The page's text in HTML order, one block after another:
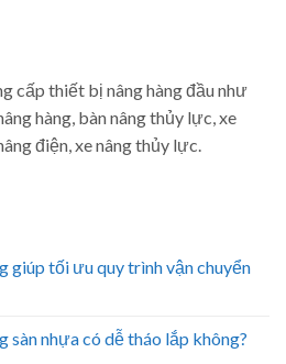
cấp thiết bị nâng hàng đầu như
hàng, bàn nâng thủy lực, xe
điện, xe nâng thủy lực.
giúp tối ưu quy trình vận chuyển
sàn nhựa có dễ tháo lắp không?